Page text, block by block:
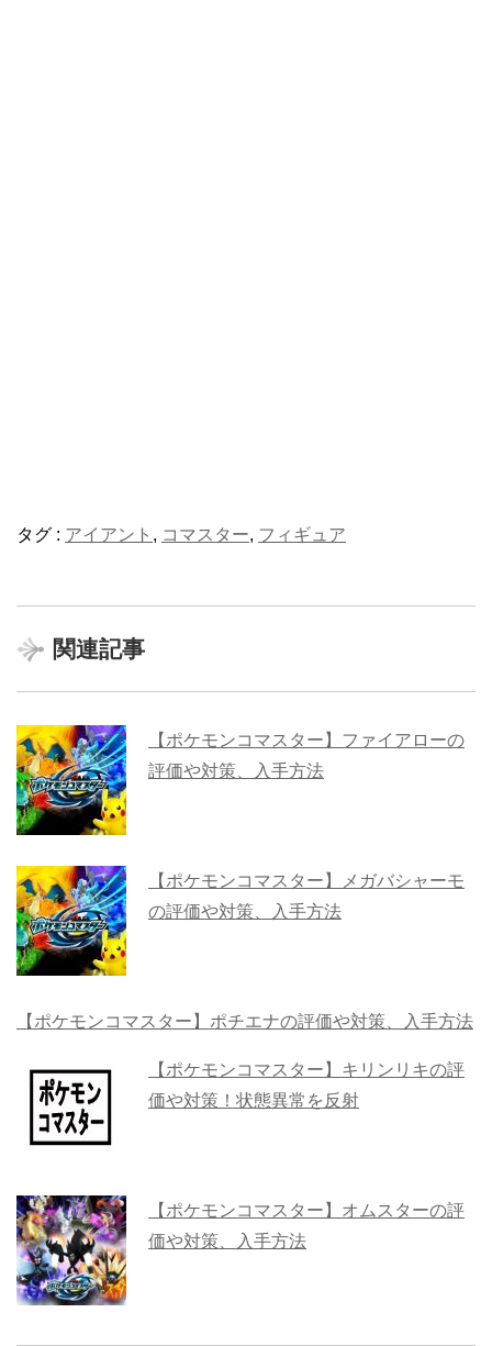
タグ : アイアント , コマスター, フィギュア
関連記事
【ポケモンコマスター】ファイアローの
評価や対策、入手方法
【ポケモンコマスター】メガバシャーモ
の評価や対策、入手方法
【ポケモンコマスター】ポチエナの評価や対策、入手方法
【ポケモンコマスター】キリンリキの評
価や対策！状態異常を反射
【ポケモンコマスター】オムスターの評
価や対策、入手方法